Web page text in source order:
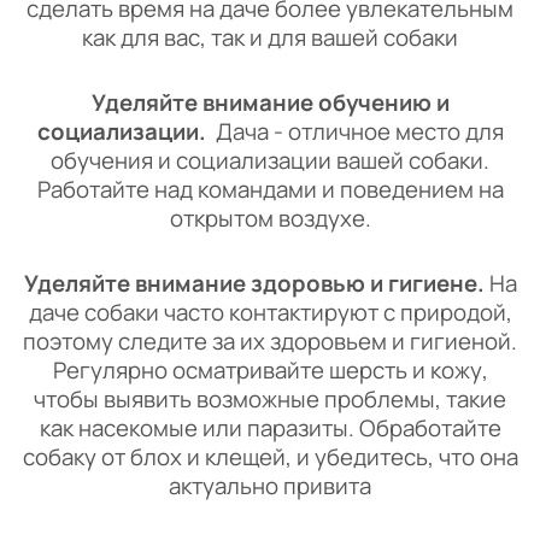
сделать время на даче более увлекательным
как для вас, так и для вашей собаки
Уделяйте внимание обучению и
социализации. Дача - отличное место для
обучения и социализации вашей собаки.
Работайте над командами и поведением на
открытом воздухе.
Уделяйте внимание здоровью и гигиене. На
даче собаки часто контактируют с природой,
поэтому следите за их здоровьем и гигиеной.
Регулярно осматривайте шерсть и кожу,
чтобы выявить возможные проблемы, такие
как насекомые или паразиты. Обработайте
собаку от блох и клещей, и убедитесь, что она
актуально привита